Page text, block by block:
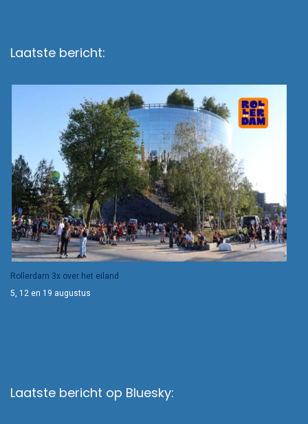
Laatste bericht:
Rollerdam 3x over het eiland
5, 12 en 19 augustus
Laatste bericht op Bluesky: